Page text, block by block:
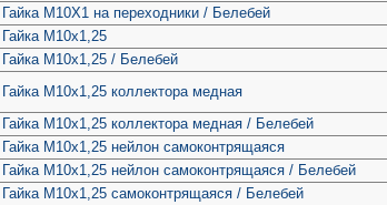
Гайка М10Х1 на переходники / Белебей
Гайка М10х1,25
Гайка М10х1,25 / Белебей
Гайка М10х1,25 коллектора медная
Гайка М10х1,25 коллектора медная / Белебей
Гайка М10х1,25 нейлон самоконтрящаяся
Гайка М10х1,25 нейлон самоконтрящаяся / Белебей
Гайка М10х1,25 самоконтрящаяся / Белебей